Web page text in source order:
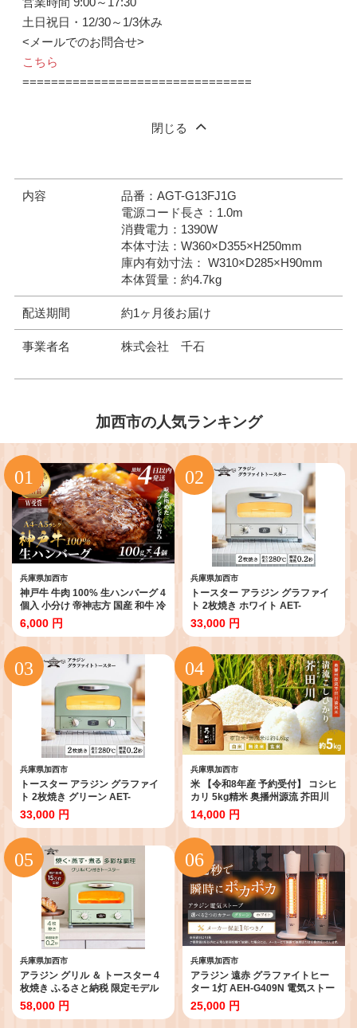
土日祝日・12/30～1/3休み
<メールでのお問合せ>
こちら
================================
閉じる
内容
品番：AGT-G13FJ1G
電源コード長さ：1.0m
消費電力：1390W
本体寸法：W360×D355×H250mm
庫内有効寸法： W310×D285×H90mm
本体質量：約4.7kg
配送期間 約1ヶ月後お届け
事業者名 株式会社 千石
加西市の人気ランキング
兵庫県加西市
神戸牛 牛肉 100% 生ハンバーグ 4
個入 小分け 帝神志方 国産 和牛 冷
凍 黒毛和牛 グルメ 肉汁 ハンバー
グ 神戸ビーフ 但馬牛 最短4日以内
発送
6,000 円
兵庫県加西市
トースター アラジン グラファイ
ト 2枚焼き ホワイト AET-
GS13CW 白 速熱 おしゃれ インテ
リア キッチン 家電 兵庫 加西市 お
掃除 お手入れ楽々 朝食 食パン グ
ラファイトヒーター 速暖 パン焼
き タイマー付き 温め
33,000 円
兵庫県加西市
トースター アラジン グラファイ
ト 2枚焼き グリーン AET-
GS13CG 緑 速熱 おしゃれ インテ
リア キッチン 家電 兵庫 加西市 朝
食 食パン グラファイトヒーター
速暖 パン焼き タイマー付き 温め
サクサク カリカリ トースト
33,000 円
兵庫県加西市
米 【令和8年産 予約受付】 コシヒ
カリ 5kg精米 奥播州源流 芥田川
産 芥田川 農家直送 5キロ 国産米
こしひかり 贈り物 喜ばれる お米
ギフト おいしいお米 お祝い 内祝
い 贈答 美味しい おいしい
14,000 円
兵庫県加西市
アラジン グリル ＆ トースター 4
枚焼き ふるさと納税 限定モデル
緑 グリーン 調理家電 グラファイ
ト パン 焼く 調理器具 人気 インテ
58,000 円
兵庫県加西市
アラジン 遠赤 グラファイトヒー
ター 1灯 AEH-G409N 電気ストー
ブ 室内 暖房 冬 インテリア コンパ
クト インテリア 家電 暖房 暖房器
25,000 円